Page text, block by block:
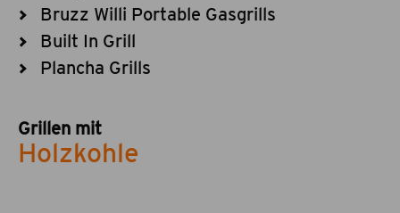
Bruzz Willi Portable Gasgrills
Built In Grill
Plancha Grills
Grillen mit
Holzkohle